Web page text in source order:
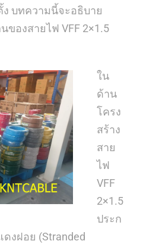
บทความนี้จะอธิบาย
องสายไฟ VFF 2×1.5
ใน
ด้าน
โครง
สร้าง
สาย
ไฟ
VFF
2×1.5
ประก
งฝอย (Stranded